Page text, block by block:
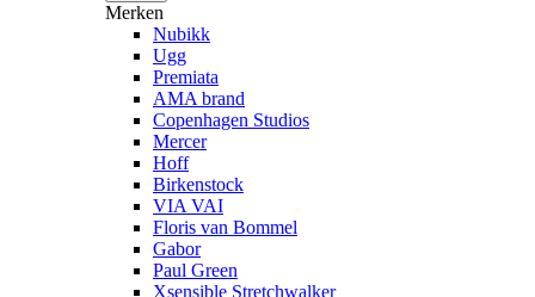
Merken
Nubikk
Ugg
Premiata
AMA brand
Copenhagen Studios
Mercer
Hoff
Birkenstock
VIA VAI
Floris van Bommel
Gabor
Paul Green
Xsensible Stretchwalker